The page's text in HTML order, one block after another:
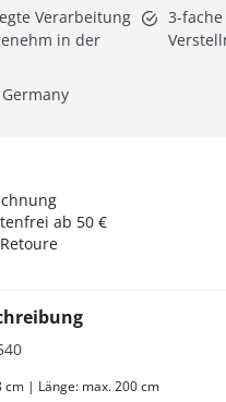
Verarbeitung
in der
3-fache
ab 50 €
cm | Länge: max. 200 cm